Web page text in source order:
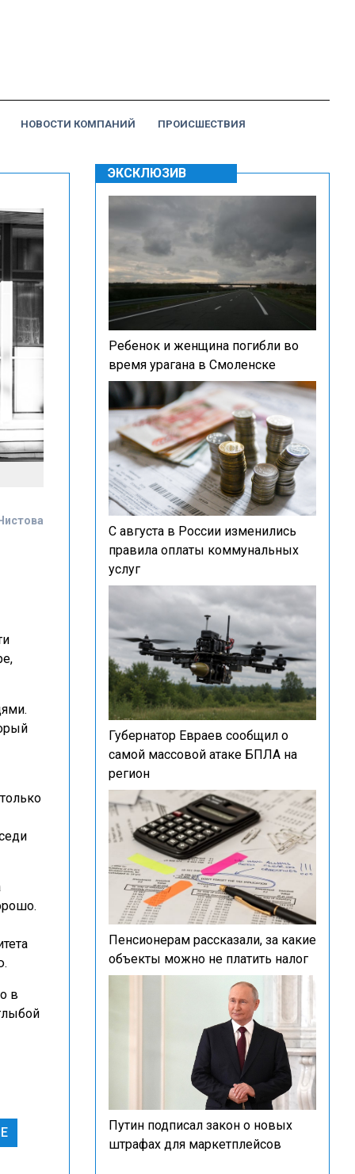
НОВОСТИ КОМПАНИЙ ПРОИСШЕСТВИЯ
в
ЭКСКЛЮЗИВ
Ребенок и женщина погибли во
время урагана в Смоленске
С августа в России изменились
правила оплаты коммунальных
услуг
Губернатор Евраев сообщил о
самой массовой атаке БПЛА на
регион
Пенсионерам рассказали, за какие
объекты можно не платить налог
Путин подписал закон о новых
штрафах для маркетплейсов